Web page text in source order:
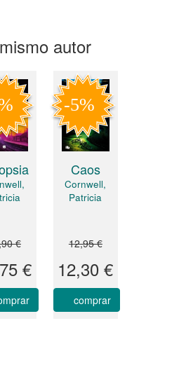
autor
€
€
Caos
Cornwell,
Patricia
12,95 €
12,30 €
comprar